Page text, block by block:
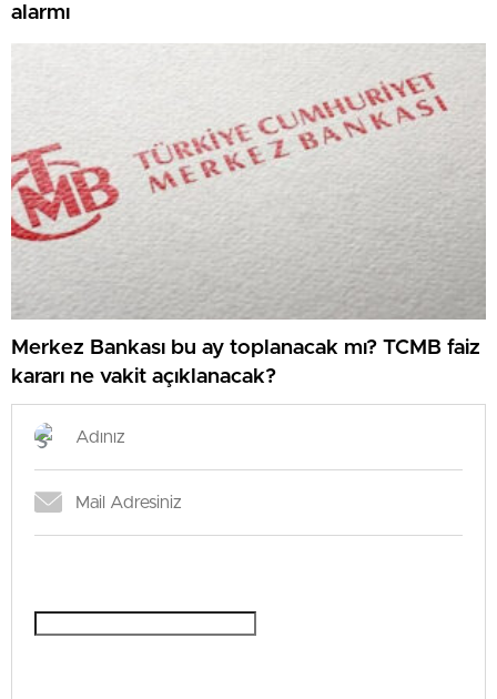
alarmı
Merkez Bankası bu ay toplanacak mı? TCMB faiz
kararı ne vakit açıklanacak?